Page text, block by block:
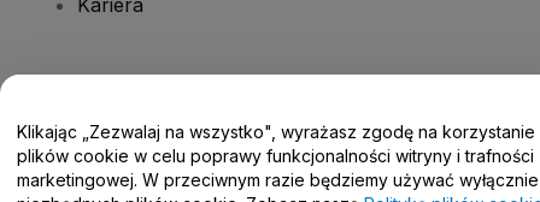
Kariera
Centrum pomocy / Skontaktuj się z nami
Klikając „Zezwalaj na wszystko", wyrażasz zgodę na korzystanie
plików cookie w celu poprawy funkcjonalności witryny i trafności
marketingowej. W przeciwnym razie będziemy używać wyłącznie